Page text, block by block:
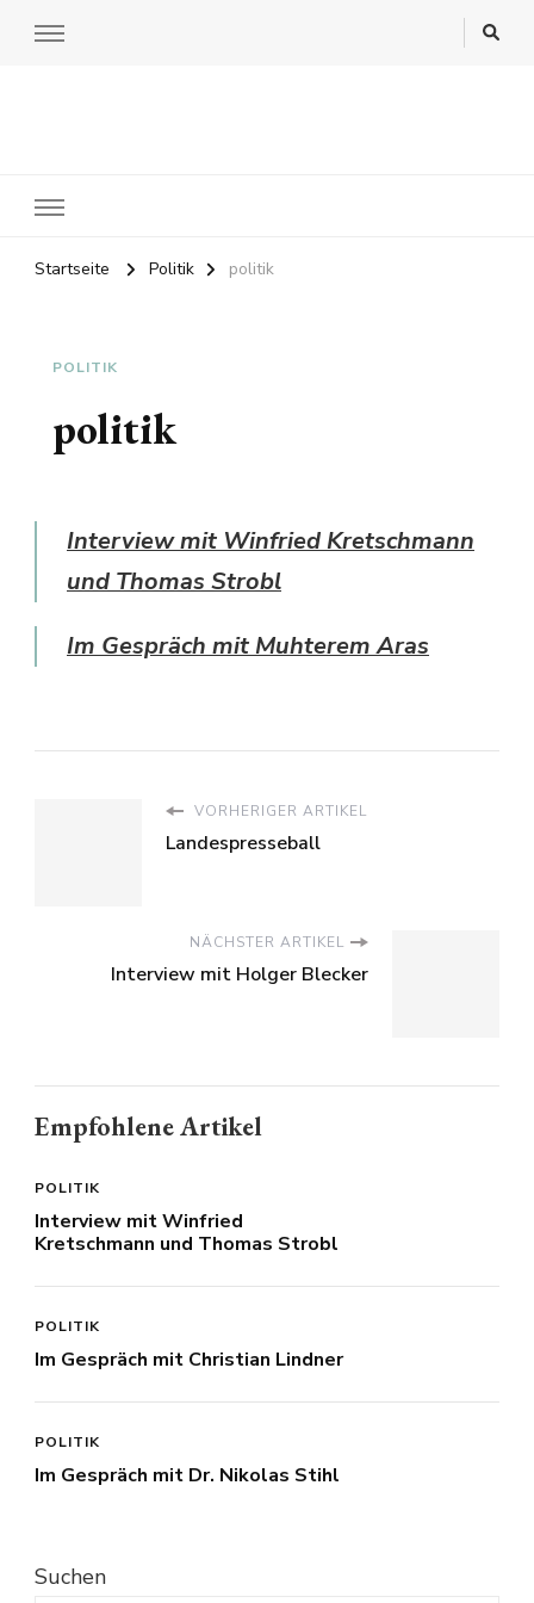
Startseite Politik politik
POLITIK
politik
Interview mit Winfried Kretschmann
und Thomas Strobl
Im Gespräch mit Muhterem Aras
VORHERIGER ARTIKEL
Landespresseball
NÄCHSTER ARTIKEL
Interview mit Holger Blecker
Empfohlene Artikel
POLITIK
Interview mit Winfried
Kretschmann und Thomas Strobl
POLITIK
Im Gespräch mit Christian Lindner
POLITIK
Im Gespräch mit Dr. Nikolas Stihl
Suchen